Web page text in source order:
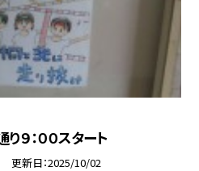
：００スタート
更新日 2025/10/02